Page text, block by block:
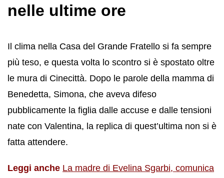
nelle ultime ore
Il clima nella Casa del Grande Fratello si fa sempre
più teso, e questa volta lo scontro si è spostato oltre
le mura di Cinecittà. Dopo le parole della mamma di
Benedetta, Simona, che aveva difeso
pubblicamente la figlia dalle accuse e dalle tensioni
nate con Valentina, la replica di quest’ultima non si è
fatta attendere.
Leggi anche La madre di Evelina Sgarbi, comunica